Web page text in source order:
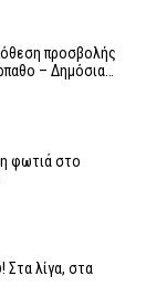
προσβολής
– Δημόσια…
φωτιά στο
Στα λίγα, στα